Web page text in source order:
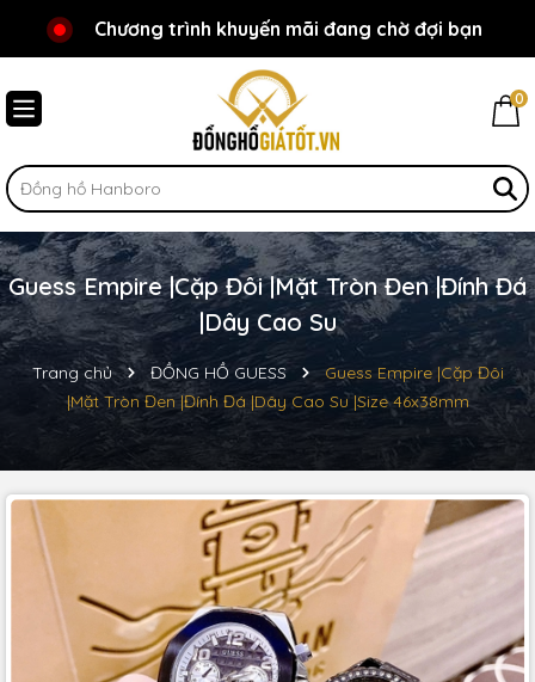
Chào mừng bạn đến với Đồnghồgiátốt.vn!
Chương trình khuyến mãi đang chờ đợi bạn
0
Guess Empire |Cặp Đôi |Mặt Tròn Đen |Đính Đá
|Dây Cao Su
Trang chủ ĐỒNG HỒ GUESS
Guess Empire |Cặp Đôi
|Mặt Tròn Đen |Đính Đá |Dây Cao Su |Size 46x38mm